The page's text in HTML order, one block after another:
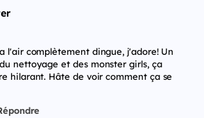
l'air complètement dingue, j'adore! Un
nettoyage et des monster girls, ça
hilarant. Hâte de voir comment ça se